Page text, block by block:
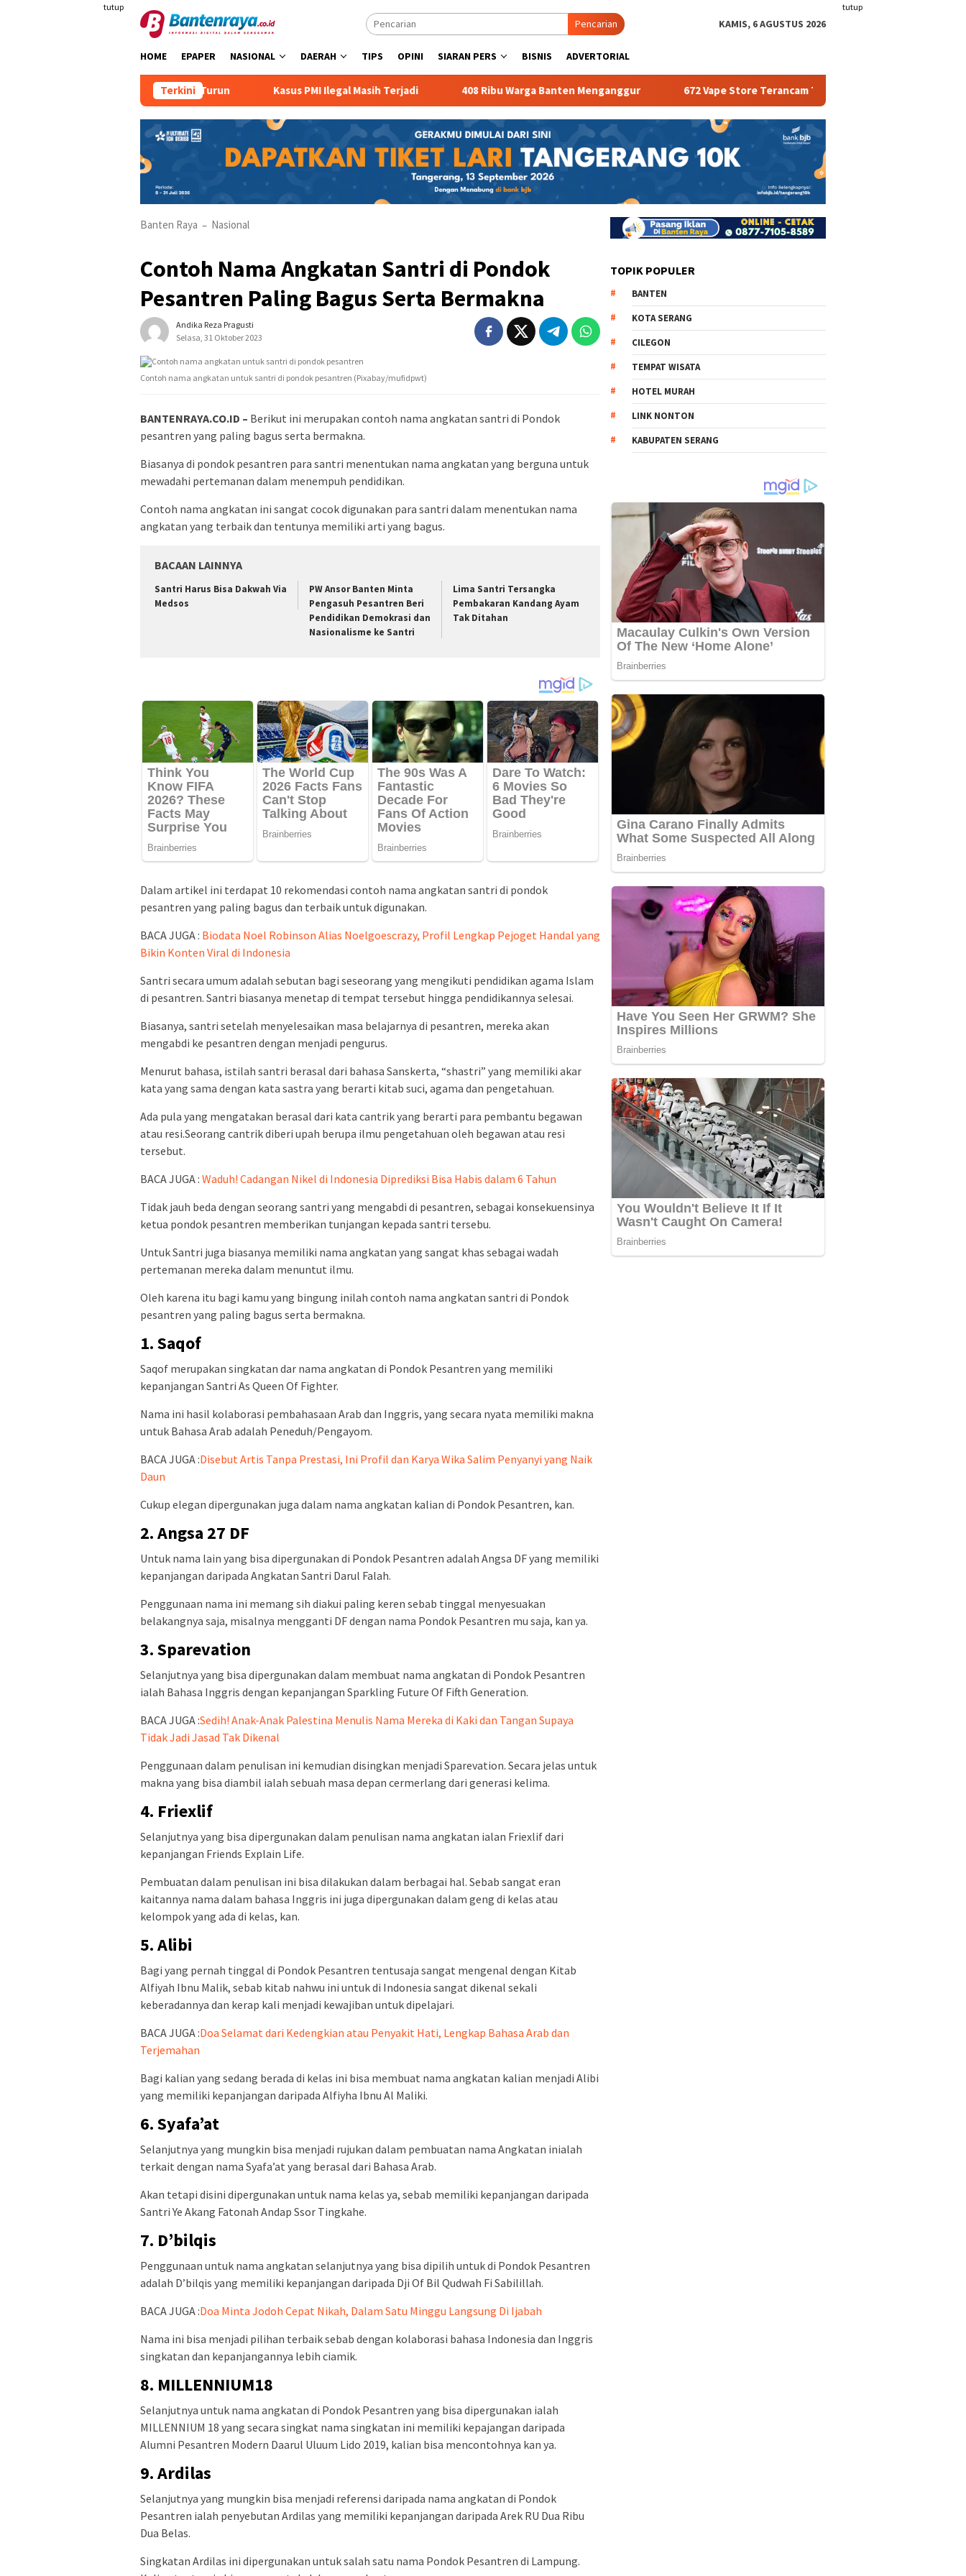
tutup tutup
Pencarian KAMIS, 6 AGUSTUS 2026
HOME EPAPER NASIONAL DAERAH TIPS OPINI SIARAN PERS BISNIS ADVERTORIAL
Terkini
Ekonomi Banten Turun Kasus PMI Ilegal Masih Terjadi 408 Ribu Warga Banten Menganggur 672 Vape Store Terancam Tutup
Banten Raya – Nasional
Contoh Nama Angkatan Santri di Pondok
Pesantren Paling Bagus Serta Bermakna
Andika Reza Pragusti
Selasa, 31 Oktober 2023
Contoh nama angkatan untuk santri di pondok pesantren (Pixabay/mufidpwt)
BANTENRAYA.CO.ID – Berikut ini merupakan contoh nama angkatan santri di Pondok
pesantren yang paling bagus serta bermakna.
Biasanya di pondok pesantren para santri menentukan nama angkatan yang berguna untuk
mewadahi pertemanan dalam menempuh pendidikan.
Contoh nama angkatan ini sangat cocok digunakan para santri dalam menentukan nama
angkatan yang terbaik dan tentunya memiliki arti yang bagus.
BACAAN LAINNYA
Santri Harus Bisa Dakwah Via
Medsos
PW Ansor Banten Minta
Pengasuh Pesantren Beri
Pendidikan Demokrasi dan
Nasionalisme ke Santri
Lima Santri Tersangka
Pembakaran Kandang Ayam
Tak Ditahan
Dalam artikel ini terdapat 10 rekomendasi contoh nama angkatan santri di pondok
pesantren yang paling bagus dan terbaik untuk digunakan.
BACA JUGA : Biodata Noel Robinson Alias Noelgoescrazy, Profil Lengkap Pejoget Handal yang
Bikin Konten Viral di Indonesia
Santri secara umum adalah sebutan bagi seseorang yang mengikuti pendidikan agama Islam
di pesantren. Santri biasanya menetap di tempat tersebut hingga pendidikannya selesai.
Biasanya, santri setelah menyelesaikan masa belajarnya di pesantren, mereka akan
mengabdi ke pesantren dengan menjadi pengurus.
Menurut bahasa, istilah santri berasal dari bahasa Sanskerta, “shastri” yang memiliki akar
kata yang sama dengan kata sastra yang berarti kitab suci, agama dan pengetahuan.
Ada pula yang mengatakan berasal dari kata cantrik yang berarti para pembantu begawan
atau resi.Seorang cantrik diberi upah berupa ilmu pengetahuan oleh begawan atau resi
tersebut.
BACA JUGA : Waduh! Cadangan Nikel di Indonesia Diprediksi Bisa Habis dalam 6 Tahun
Tidak jauh beda dengan seorang santri yang mengabdi di pesantren, sebagai konsekuensinya
ketua pondok pesantren memberikan tunjangan kepada santri tersebu.
Untuk Santri juga biasanya memiliki nama angkatan yang sangat khas sebagai wadah
pertemanan mereka dalam menuntut ilmu.
Oleh karena itu bagi kamu yang bingung inilah contoh nama angkatan santri di Pondok
pesantren yang paling bagus serta bermakna.
1. Saqof
Saqof merupakan singkatan dar nama angkatan di Pondok Pesantren yang memiliki
kepanjangan Santri As Queen Of Fighter.
Nama ini hasil kolaborasi pembahasaan Arab dan Inggris, yang secara nyata memiliki makna
untuk Bahasa Arab adalah Peneduh/Pengayom.
BACA JUGA :Disebut Artis Tanpa Prestasi, Ini Profil dan Karya Wika Salim Penyanyi yang Naik
Daun
Cukup elegan dipergunakan juga dalam nama angkatan kalian di Pondok Pesantren, kan.
2. Angsa 27 DF
Untuk nama lain yang bisa dipergunakan di Pondok Pesantren adalah Angsa DF yang memiliki
kepanjangan daripada Angkatan Santri Darul Falah.
Penggunaan nama ini memang sih diakui paling keren sebab tinggal menyesuakan
belakangnya saja, misalnya mengganti DF dengan nama Pondok Pesantren mu saja, kan ya.
3. Sparevation
Selanjutnya yang bisa dipergunakan dalam membuat nama angkatan di Pondok Pesantren
ialah Bahasa Inggris dengan kepanjangan Sparkling Future Of Fifth Generation.
BACA JUGA :Sedih! Anak-Anak Palestina Menulis Nama Mereka di Kaki dan Tangan Supaya
Tidak Jadi Jasad Tak Dikenal
Penggunaan dalam penulisan ini kemudian disingkan menjadi Sparevation. Secara jelas untuk
makna yang bisa diambil ialah sebuah masa depan cermerlang dari generasi kelima.
4. Friexlif
Selanjutnya yang bisa dipergunakan dalam penulisan nama angkatan ialan Friexlif dari
kepanjangan Friends Explain Life.
Pembuatan dalam penulisan ini bisa dilakukan dalam berbagai hal. Sebab sangat eran
kaitannya nama dalam bahasa Inggris ini juga dipergunakan dalam geng di kelas atau
kelompok yang ada di kelas, kan.
5. Alibi
Bagi yang pernah tinggal di Pondok Pesantren tentusaja sangat mengenal dengan Kitab
Alfiyah Ibnu Malik, sebab kitab nahwu ini untuk di Indonesia sangat dikenal sekali
keberadannya dan kerap kali menjadi kewajiban untuk dipelajari.
BACA JUGA :Doa Selamat dari Kedengkian atau Penyakit Hati, Lengkap Bahasa Arab dan
Terjemahan
Bagi kalian yang sedang berada di kelas ini bisa membuat nama angkatan kalian menjadi Alibi
yang memiliki kepanjangan daripada Alfiyha Ibnu Al Maliki.
6. Syafa’at
Selanjutnya yang mungkin bisa menjadi rujukan dalam pembuatan nama Angkatan inialah
terkait dengan nama Syafa’at yang berasal dari Bahasa Arab.
Akan tetapi disini dipergunakan untuk nama kelas ya, sebab memiliki kepanjangan daripada
Santri Ye Akang Fatonah Andap Ssor Tingkahe.
7. D’bilqis
Penggunaan untuk nama angkatan selanjutnya yang bisa dipilih untuk di Pondok Pesantren
adalah D’bilqis yang memiliki kepanjangan daripada Dji Of Bil Qudwah Fi Sabilillah.
BACA JUGA :Doa Minta Jodoh Cepat Nikah, Dalam Satu Minggu Langsung Di Ijabah
Nama ini bisa menjadi pilihan terbaik sebab dengan kolaborasi bahasa Indonesia dan Inggris
singkatan dan kepanjangannya lebih ciamik.
8. MILLENNIUM18
Selanjutnya untuk nama angkatan di Pondok Pesantren yang bisa dipergunakan ialah
MILLENNIUM 18 yang secara singkat nama singkatan ini memiliki kepajangan daripada
Alumni Pesantren Modern Daarul Uluum Lido 2019, kalian bisa mencontohnya kan ya.
9. Ardilas
Selanjutnya yang mungkin bisa menjadi referensi daripada nama angkatan di Pondok
Pesantren ialah penyebutan Ardilas yang memiliki kepanjangan daripada Arek RU Dua Ribu
Dua Belas.
Singkatan Ardilas ini dipergunakan untuk salah satu nama Pondok Pesantren di Lampung.
TOPIK POPULER
BANTEN
KOTA SERANG
CILEGON
TEMPAT WISATA
HOTEL MURAH
LINK NONTON
KABUPATEN SERANG